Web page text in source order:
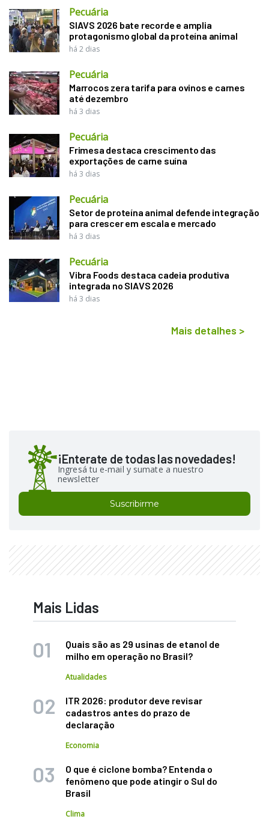
Pecuária
SIAVS 2026 bate recorde e amplia
protagonismo global da proteína animal
há 2 dias
Pecuária
Marrocos zera tarifa para ovinos e carnes
até dezembro
há 3 dias
Pecuária
Frimesa destaca crescimento das
exportações de carne suína
há 3 dias
Pecuária
Setor de proteína animal defende integração
para crescer em escala e mercado
há 3 dias
Pecuária
Vibra Foods destaca cadeia produtiva
integrada no SIAVS 2026
há 3 dias
Mais detalhes >
¡Enterate de todas las novedades!
Ingresá tu e-mail y sumate a nuestro
newsletter
Suscribirme
Mais Lidas
Quais são as 29 usinas de etanol de
milho em operação no Brasil?
Atualidades
ITR 2026: produtor deve revisar
cadastros antes do prazo de
declaração
Economia
O que é ciclone bomba? Entenda o
fenômeno que pode atingir o Sul do
Brasil
Clima